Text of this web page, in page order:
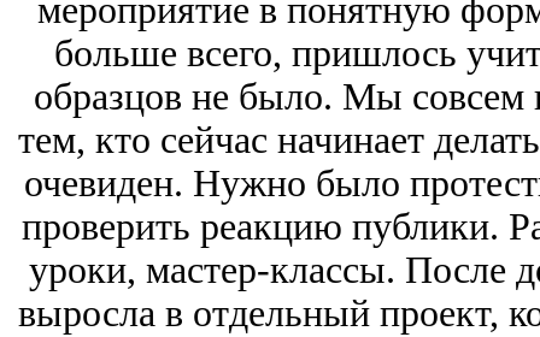
мероприятие в понятную
больше всего, пришлось
образцов не было. Мы совсем
тем, кто сейчас начинает
очевиден. Нужно было
проверить реакцию публики.
уроки, мастер-классы. После
выросла в отдельный проект,